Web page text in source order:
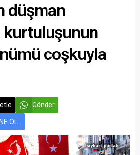
düşman
kurtuluşunun
coşkuyla
Gönder
OL